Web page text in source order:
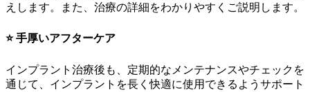
えします。また、治療の詳細をわかりやすくご説明します。
⭐ 手厚いアフターケア
インプラント治療後も、定期的なメンテナンスやチェックを
通じて、インプラントを長く快適に使用できるようサポート